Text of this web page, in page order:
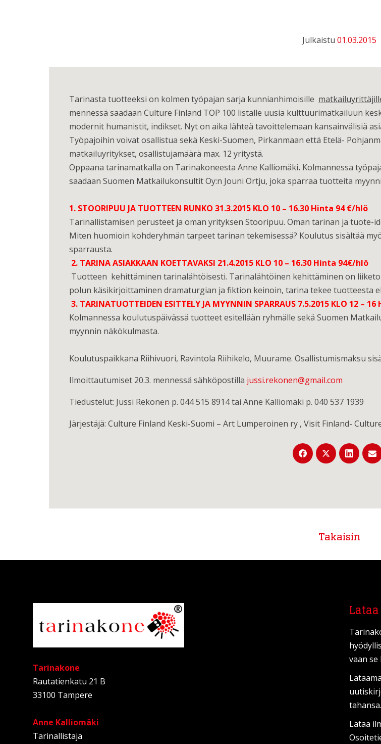
Julkaistu 01.03.2015
Tarinasta tuotteeksi on kolmen työpajan sarja kunnianhimoisille
mennessä saadaan Culture Finland TOP 100 listalle uusia kulttuurimatkailuun
modernit humanistit, indikset. Nyt on aika lähteä tavoittelemaan kansainvälisiä
Työpajoihin voivat osallistua sekä Keski-Suomen, Pirkanmaan että Etelä-
matkailuyritykset, osallistujamäärä max. 12 yritystä.
Oppaana tarinamatkalla on Tarinakoneesta Anne Kalliomäki. Kolmannessa
saadaan Suomen Matkailukonsultit Oy:n Jouni Ortju, joka sparraa tuotteita
1. STOORIPUU JA TUOTTEEN RUNKO 31.3.2015 KLO 10 – 16.30 Hinta 94 €/hlö
Tarinallistamisen perusteet ja oman yrityksen Stooripuu. Oman tarinan ja tuote-
Miten huomioin kohderyhmän tarpeet tarinan tekemisessä? Koulutus sisältää
sparrausta.
2. TARINA ASIAKKAAN KOETTAVAKSI 21.4.2015 KLO 10 – 16.30 Hinta 94€/hlö
Tuotteen kehittäminen tarinalähtöisesti. Tarinalähtöinen kehittäminen on
polun käsikirjoittaminen dramaturgian ja fiktion keinoin, tarina tekee tuotteesta
3. TARINATUOTTEIDEN ESITTELY JA MYYNNIN SPARRAUS 7.5.2015 KLO 12 –
Kolmannessa koulutuspäivässä tuotteet esitellään ryhmälle sekä Suomen
myynnin näkökulmasta.
Koulutuspaikkana Riihivuori, Ravintola Riihikelo, Muurame. Osallistumismaksu
Ilmoittautumiset 20.3. mennessä sähköpostilla jussi.rekonen@gmail.com
Tiedustelut: Jussi Rekonen p. 044 515 8914 tai Anne Kalliomäki p. 040 537 1939
Järjestäjä: Culture Finland Keski-Suomi – Art Lumperoinen ry , Visit Finland-
Takaisin
Tarinakone
Rautatienkatu 21 B
33100 Tampere
Anne Kalliomäki
Tarinallistaja
vaan se
tahansa.
Lataa